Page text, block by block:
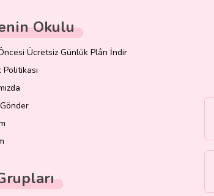
Okulu
Ücretsiz Günlük Plân İndir
Politikası